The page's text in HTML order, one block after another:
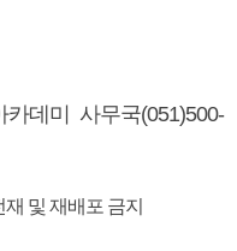
데미 사무국(051)500-
및 재배포 금지